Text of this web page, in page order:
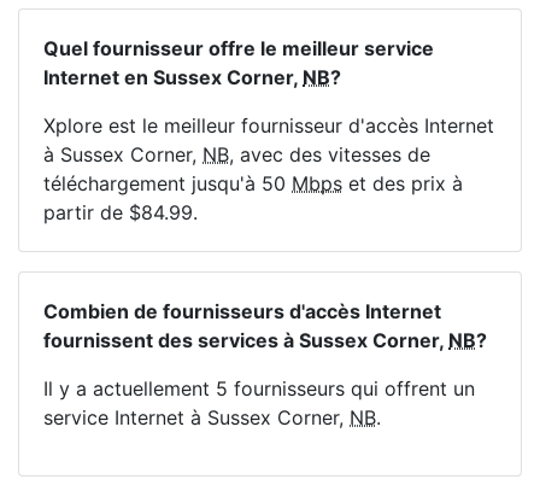
Quel fournisseur offre le meilleur service
Internet en Sussex Corner, NB?
Xplore est le meilleur fournisseur d'accès Internet
à Sussex Corner, NB, avec des vitesses de
téléchargement jusqu'à 50 Mbps et des prix à
partir de $84.99.
Combien de fournisseurs d'accès Internet
fournissent des services à Sussex Corner, NB?
Il y a actuellement 5 fournisseurs qui offrent un
service Internet à Sussex Corner, NB.